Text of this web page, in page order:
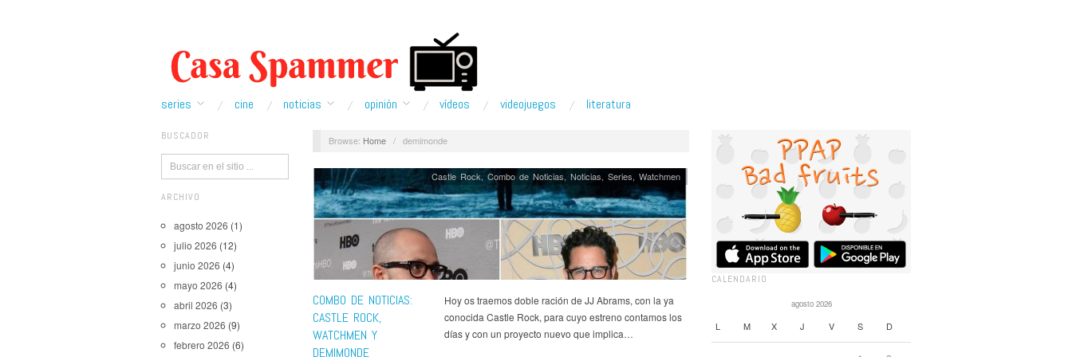
series cine noticias opinión ví­deos videojuegos literatura
BUSCADOR
ARCHIVO
agosto 2026 (1)
julio 2026 (12)
junio 2026 (4)
mayo 2026 (4)
abril 2026 (3)
marzo 2026 (9)
febrero 2026 (6)
Browse: Home / demimonde
COMBO DE NOTICIAS:
CASTLE ROCK,
WATCHMEN Y
DEMIMONDE
Castle Rock,Combo de Noticias,Noticias,Series,Watchmen
Hoy os traemos doble ración de JJ Abrams, con la ya
conocida Castle Rock, para cuyo estreno contamos los
días y con un proyecto nuevo que implica…
CALENDARIO
agosto 2026
L M X J V S D